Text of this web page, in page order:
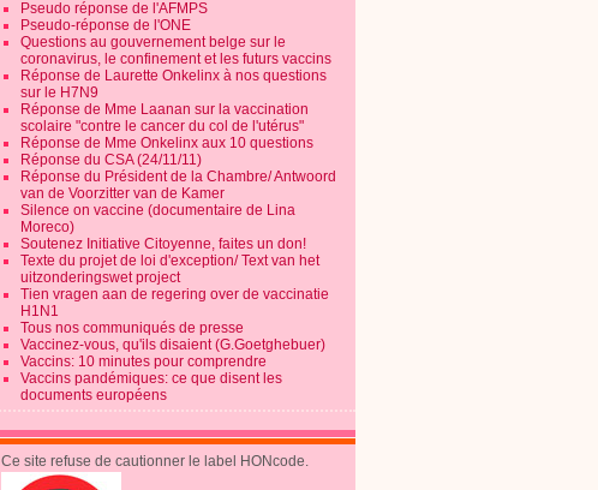
Pseudo réponse de l'AFMPS
Pseudo-réponse de l'ONE
Questions au gouvernement belge sur le
coronavirus, le confinement et les futurs vaccins
Réponse de Laurette Onkelinx à nos questions
sur le H7N9
Réponse de Mme Laanan sur la vaccination
scolaire "contre le cancer du col de l'utérus"
Réponse de Mme Onkelinx aux 10 questions
Réponse du CSA (24/11/11)
Réponse du Président de la Chambre/ Antwoord
van de Voorzitter van de Kamer
Silence on vaccine (documentaire de Lina
Moreco)
Soutenez Initiative Citoyenne, faites un don!
Texte du projet de loi d'exception/ Text van het
uitzonderingswet project
Tien vragen aan de regering over de vaccinatie
H1N1
Tous nos communiqués de presse
Vaccinez-vous, qu'ils disaient (G.Goetghebuer)
Vaccins: 10 minutes pour comprendre
Vaccins pandémiques: ce que disent les
documents européens
Ce site refuse de cautionner le label HONcode.